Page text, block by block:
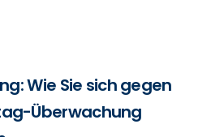
Wie Sie sich gegen
Überwachung